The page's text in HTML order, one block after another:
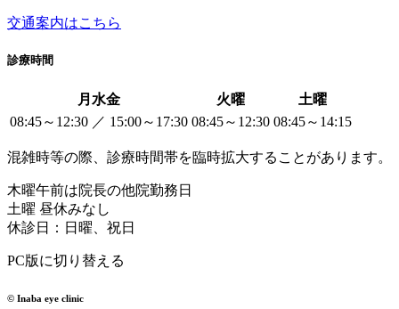
交通案内はこちら
診療時間
月水金 火曜
土曜
08:45～12:30 ／ 15:00～17:30 08:45～12:30 08:45～14:15
混雑時等の際、診療時間帯を臨時拡大することがあります。
木曜午前は院長の他院勤務日
土曜 昼休みなし
休診日：日曜、祝日
PC版に切り替える
© Inaba eye clinic